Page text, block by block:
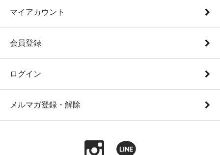
マイアカウント
会員登録
ログイン
メルマガ登録・解除